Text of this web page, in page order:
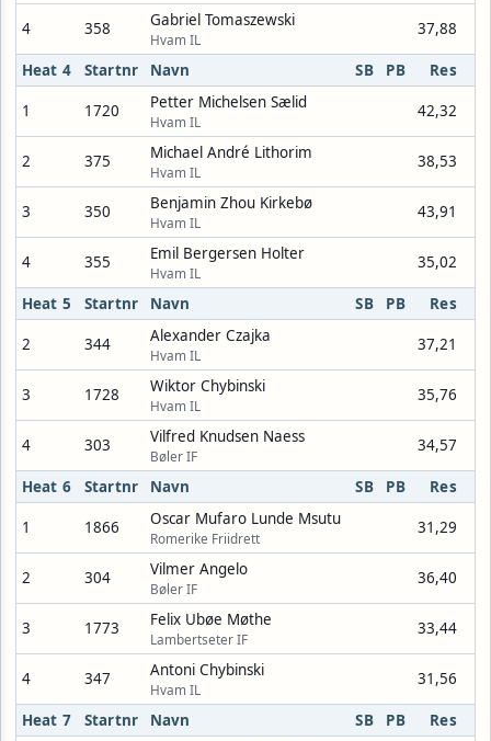
4 358 Gabriel Tomaszewski
Hvam IL
37,88
Heat 4 Startnr Navn SB PB Res
1 1720 Petter Michelsen Sælid
Hvam IL
42,32
2 375 Michael André Lithorim
Hvam IL
38,53
3 350 Benjamin Zhou Kirkebø
Hvam IL
43,91
4 355 Emil Bergersen Holter
Hvam IL
35,02
Heat 5 Startnr Navn SB PB Res
2 344 Alexander Czajka
Hvam IL
37,21
3 1728 Wiktor Chybinski
Hvam IL
35,76
4 303 Vilfred Knudsen Naess
Bøler IF
34,57
Heat 6 Startnr Navn SB PB Res
1 1866 Oscar Mufaro Lunde Msutu
Romerike Friidrett
31,29
2 304 Vilmer Angelo
Bøler IF
36,40
3 1773 Felix Ubøe Møthe
Lambertseter IF
33,44
4 347 Antoni Chybinski
Hvam IL
31,56
Heat 7 Startnr Navn SB PB Res